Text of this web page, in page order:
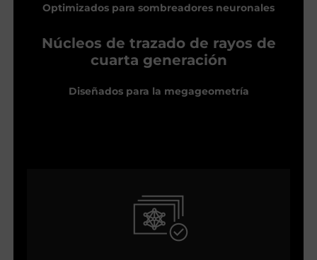
Optimizados para sombreadores neuronales
Núcleos de trazado de rayos de
cuarta generación
Diseñados para la megageometría